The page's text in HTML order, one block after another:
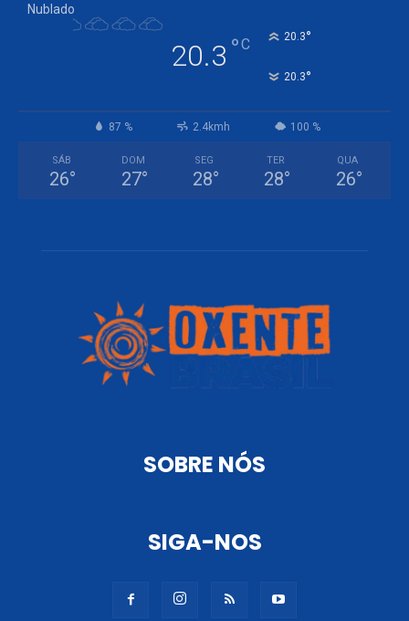
Nublado
20.3 °C 20.3°
20.3°
87 % 2.4kmh 100 %
SÁB
26°
DOM
27°
SEG
28°
TER
28°
QUA
26°
SOBRE NÓS
SIGA-NOS